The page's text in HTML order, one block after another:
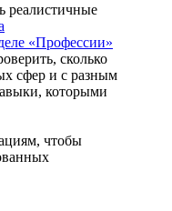
реалистичные
«Профессии»
сколько
сфер и с разным
которыми
чтобы